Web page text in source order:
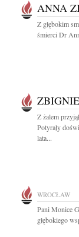
ANNA
Z głębokim
śmierci Dr
Z żalem
Potyrały
lata...
WROCŁAW
Pani Monice
głębokiego